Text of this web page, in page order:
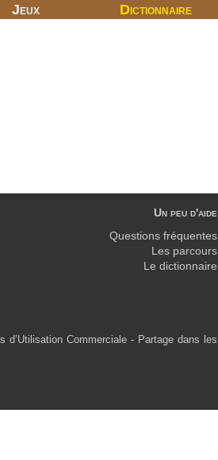
Jeux Dictionnaire
Un peu d'aide
Questions fréquentes
Les parcours
Le dictionnaire
Commerciale - Partage dans les